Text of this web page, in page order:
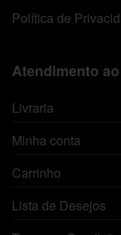
Política de
Atendimento
Livraria
Minha conta
Carrinho
Lista de Desejos